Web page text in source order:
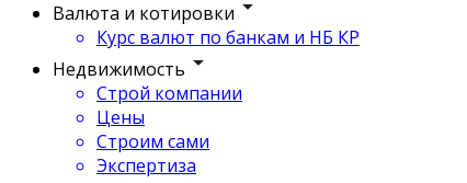
Валюта и котировки
Курс валют по банкам и НБ КР
Недвижимость
Строй компании
Цены
Строим сами
Экспертиза